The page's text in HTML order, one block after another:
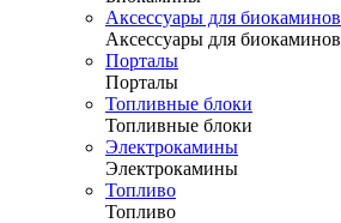
Аксессуары для биокаминов
Аксессуары для биокаминов
Порталы
Порталы
Топливные блоки
Топливные блоки
Электрокамины
Электрокамины
Топливо
Топливо